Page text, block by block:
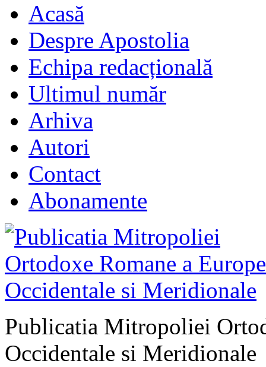
Acasă
Despre Apostolia
Echipa redacțională
Ultimul număr
Arhiva
Autori
Contact
Abonamente
Publicatia Mitropoliei
Occidentale si Meridionale